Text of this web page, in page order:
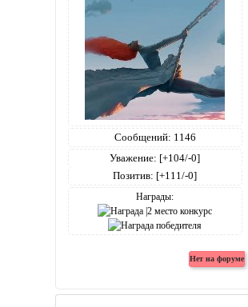
Сообщений: 1146
Уважение: [+104/-0]
Позитив: [+111/-0]
Награды: